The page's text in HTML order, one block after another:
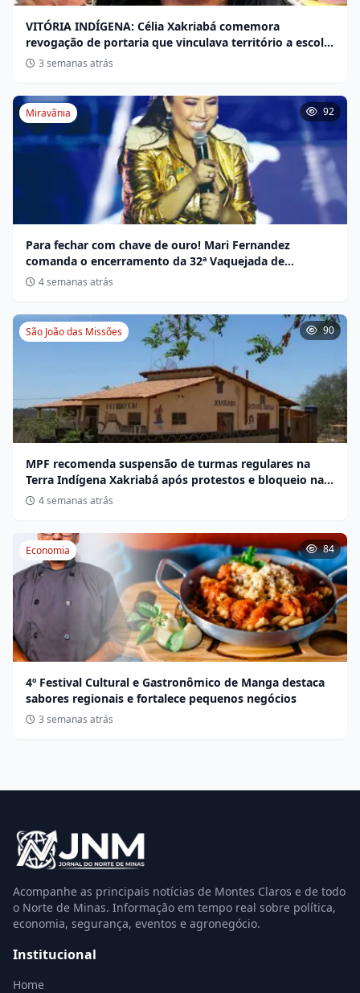
VITÓRIA INDÍGENA: Célia Xakriabá comemora
revogação de portaria que vinculava território a escola
não indígena
3 semanas atrás
Miravânia 92
Para fechar com chave de ouro! Mari Fernandez
comanda o encerramento da 32ª Vaquejada de
Miravânia hoje
4 semanas atrás
São João das Missões 90
MPF recomenda suspensão de turmas regulares na
Terra Indígena Xakriabá após protestos e bloqueio na
BR-135
4 semanas atrás
Economia 84
4º Festival Cultural e Gastronômico de Manga destaca
sabores regionais e fortalece pequenos negócios
3 semanas atrás
Acompanhe as principais notícias de Montes Claros e de todo
o Norte de Minas. Informação em tempo real sobre política,
economia, segurança, eventos e agronegócio.
Institucional
Home